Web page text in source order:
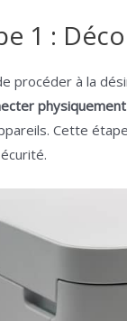
1 :
procéder à la
Cette